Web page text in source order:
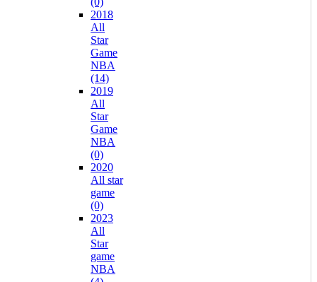
2018
All
Star
Game
NBA
(14)
2019
All
Star
Game
NBA
(0)
2020
All star
game
(0)
2023
All
Star
game
NBA